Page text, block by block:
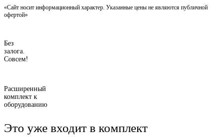
«Сайт носит информационный характер. Указанные цены не являются публичной
офертой»
Без
залога.
Совсем!
Расширенный
комплект к
оборудованию
Это уже входит в комплект